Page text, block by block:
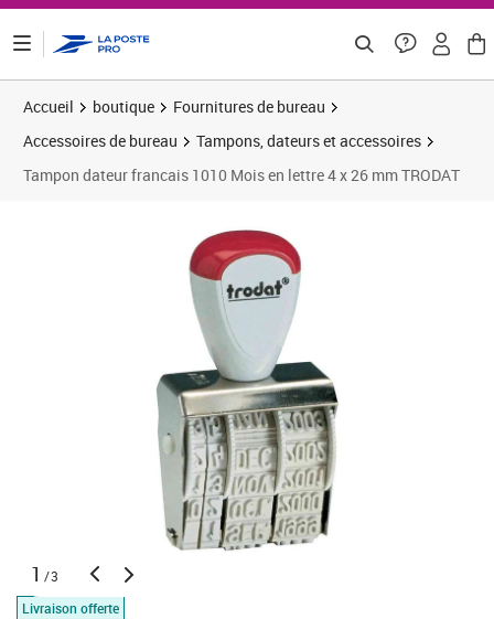
Accueil boutique
Fournitures de bureau
Accessoires de bureau
Tampons, dateurs et accessoires
Tampon dateur francais 1010 Mois en lettre 4 x 26 mm TRODAT
1 /3
Livraison offerte